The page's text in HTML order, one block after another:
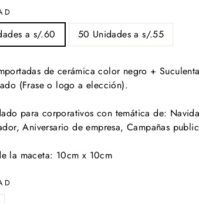
a s/.60 50 Unidades a s/.55
de cerámica color negro +
(Frase o logo a elección).
para corporativos con temática de:
Aniversario de empresa, Campañas
la maceta: 10cm x 10cm